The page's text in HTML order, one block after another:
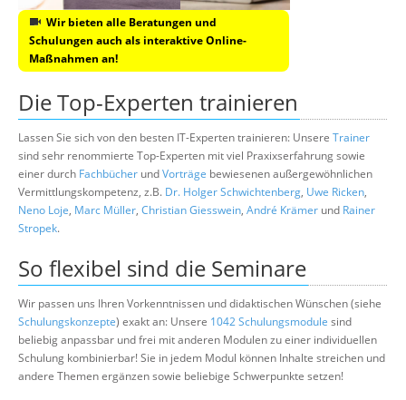
Wir bieten alle Beratungen und
Schulungen auch als interaktive Online-
Maßnahmen an!
Die Top-Experten trainieren
Lassen Sie sich von den besten IT-Experten trainieren: Unsere Trainer
sind sehr renommierte Top-Experten mit viel Praxixserfahrung sowie
einer durch Fachbücher undVorträge bewiesenen außergewöhnlichen
Vermittlungskompetenz, z.B. Dr. Holger Schwichtenberg, Uwe Ricken,
Neno Loje, Marc Müller, Christian Giesswein, André Krämer und Rainer
Stropek.
So flexibel sind die Seminare
Wir passen uns Ihren Vorkenntnissen und didaktischen Wünschen (siehe
Schulungskonzepte) exakt an: Unsere 1042 Schulungsmodule sind
beliebig anpassbar und frei mit anderen Modulen zu einer individuellen
Schulung kombinierbar! Sie in jedem Modul können Inhalte streichen und
andere Themen ergänzen sowie beliebige Schwerpunkte setzen!